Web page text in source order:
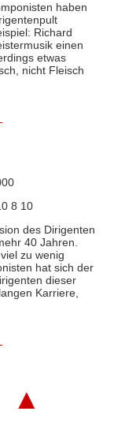
haben
Richard
einen
etwas
nicht Fleisch
8 10
des Dirigenten
40 Jahren.
zu wenig
hat sich der
dieser
Karriere,
▲